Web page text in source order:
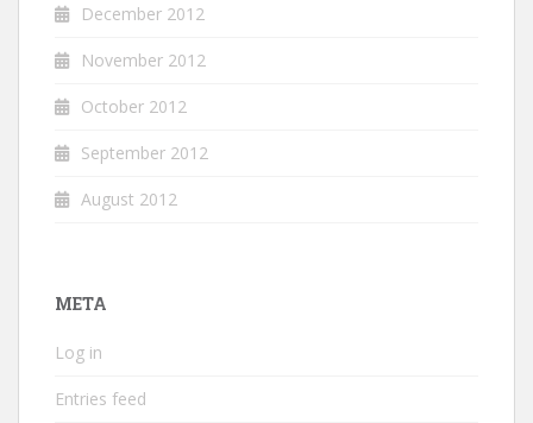
December 2012
November 2012
October 2012
September 2012
August 2012
META
Log in
Entries feed